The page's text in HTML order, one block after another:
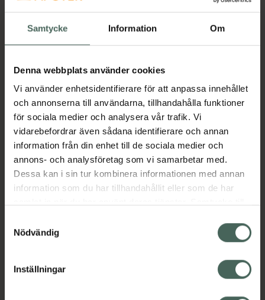
Samtycke Information Om
Denna webbplats använder cookies
Vi använder enhetsidentifierare för att anpassa innehållet
och annonserna till användarna, tillhandahålla funktioner
för sociala medier och analysera vår trafik. Vi
vidarebefordrar även sådana identifierare och annan
information från din enhet till de sociala medier och
annons- och analysföretag som vi samarbetar med.
Dessa kan i sin tur kombinera informationen med annan
information som du har tillhandahållit eller som de har
återkalla ditt samtycke via webbplatsens
cookieinställningar. Ett återkallat samtycke påverkar inte
lagligheten av behandling som skett innan återkallelsen.
Nödvändig
Inställningar
Köp via ditt recept
Beskrivning Dölj
Läs alltid bipacksedeln innan
användning.
EAN:07046263731902
Visa